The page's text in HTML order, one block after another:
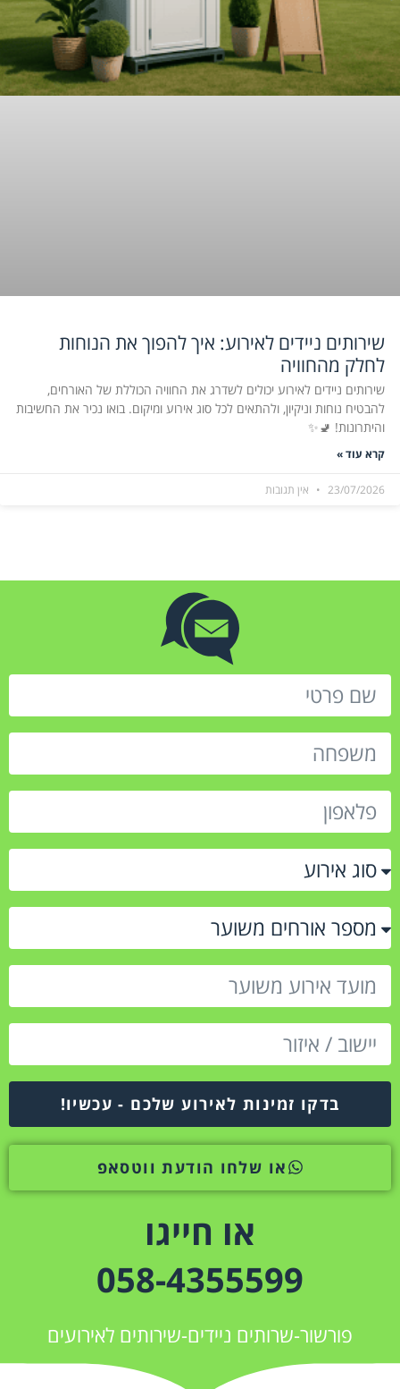
שירותים ניידים לאירוע: איך להפוך את הנוחות
לחלק מהחוויה
שירותים ניידים לאירוע יכולים לשדרג את החוויה הכוללת של האורחים,
להבטיח נוחות וניקיון, ולהתאים לכל סוג אירוע ומיקום. בואו נכיר את החשיבות
והיתרונות! 🚽✨
קרא עוד »
23/07/2026 אין תגובות
בדקו זמינות לאירוע שלכם - עכשיו!
או שלחו הודעת ווטסאפ
או חייגו
058-4355599
פורשור-שרותים ניידים-שירותים לאירועים